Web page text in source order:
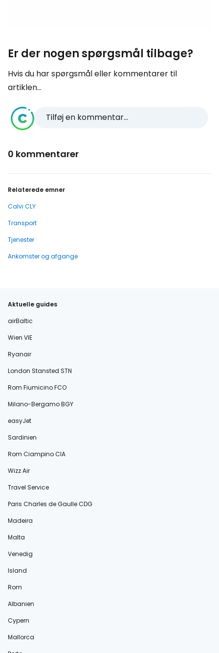
Er der nogen spørgsmål tilbage?
Hvis du har spørgsmål eller kommentarer til
artiklen...
Tilføj en kommentar...
0 kommentarer
Relaterede emner
Calvi CLY
Transport
Tjenester
Ankomster og afgange
Aktuelle guides
airBaltic
Wien VIE
Ryanair
London Stansted STN
Rom Fiumicino FCO
Milano-Bergamo BGY
easyJet
Sardinien
Rom Ciampino CIA
Wizz Air
Travel Service
Paris Charles de Gaulle CDG
Madeira
Malta
Venedig
Island
Rom
Albanien
Cypern
Mallorca